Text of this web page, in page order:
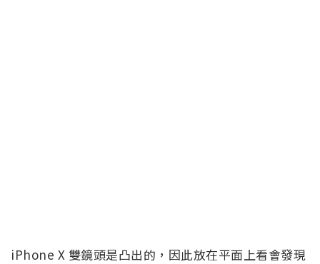
iPhone X 雙鏡頭是凸出的，因此放在平面上看會發現